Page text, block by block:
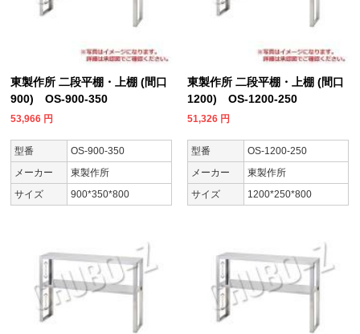
東製作所 二段平棚・上棚 (間口
900) OS-900-350
53,966 円
型番
OS-900-350
メーカー
東製作所
サイズ
900*350*800
東製作所 二段平棚・上棚 (間口
1200) OS-1200-250
51,326 円
型番
OS-1200-250
メーカー
東製作所
サイズ
1200*250*800